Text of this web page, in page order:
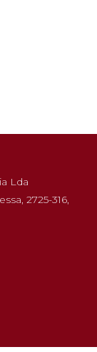
Lda
2725-316,